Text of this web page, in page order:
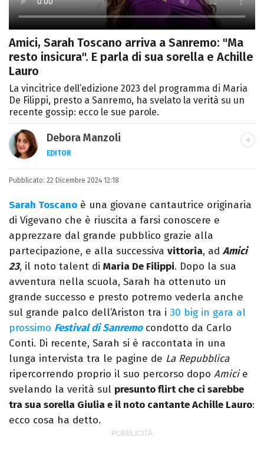
Amici, Sarah Toscano arriva a Sanremo: "Ma
resto insicura". E parla di sua sorella e Achille
Lauro
La vincitrice dell’edizione 2023 del programma di Maria
De Filippi, presto a Sanremo, ha svelato la verità su un
recente gossip: ecco le sue parole.
Debora Manzoli
EDITOR
LINKEDIN
INSTAGRAM FACEBOOK SITO
Scrittrice, copywriter, editor e pubblicista
mantovana, laureata in Lettere, Cinema e
Tv. Ha due libri all’attivo e ama la scrittura
alla follia.
Pubblicato: 22 Dicembre 2024 12:18
Sarah Toscano è una giovane cantautrice originaria
di Vigevano che è riuscita a farsi conoscere e
apprezzare dal grande pubblico grazie alla
partecipazione, e alla successiva vittoria, ad Amici
23, il noto talent di Maria De Filippi. Dopo la sua
avventura nella scuola, Sarah ha ottenuto un
grande successo e presto potremo vederla anche
sul grande palco dell’Ariston tra i 30 big in gara al
prossimo Festival di Sanremocondotto da Carlo
Conti. Di recente, Sarah si è raccontata in una
lunga intervista tra le pagine de La Repubblica
ripercorrendo proprio il suo percorso dopo Amicie
svelando la verità sul presunto flirt che ci sarebbe
tra sua sorella Giulia e il noto cantante Achille Lauro:
ecco cosa ha detto.